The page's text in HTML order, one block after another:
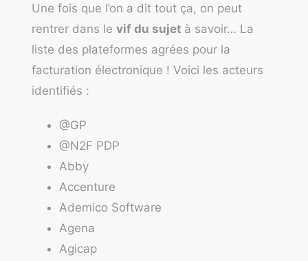
Une fois que l’on a dit tout ça, on peut
rentrer dans le vif du sujet à savoir… La
liste des plateformes agrées pour la
facturation électronique ! Voici les acteurs
identifiés :
@GP
@N2F PDP
Abby
Accenture
Ademico Software
Agena
Agicap